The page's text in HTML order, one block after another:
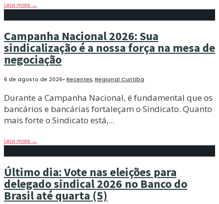
Leia mais →
Campanha Nacional 2026: Sua
sindicalização é a nossa força na mesa de
negociação
6 de agosto de 2026• Recentes,Regional Curitiba
Durante a Campanha Nacional, é fundamental que os
bancários e bancárias fortaleçam o Sindicato. Quanto
mais forte o Sindicato está,...
Leia mais →
Último dia: Vote nas eleições para
delegado sindical 2026 no Banco do
Brasil até quarta (5)